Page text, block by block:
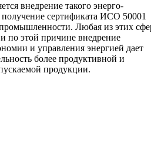
внедрение такого энерго-
получение сертификата ИСО 50001
Любая из этих
и по этой причине внедрение
и управления энергией дает
более продуктивной и
продукции.